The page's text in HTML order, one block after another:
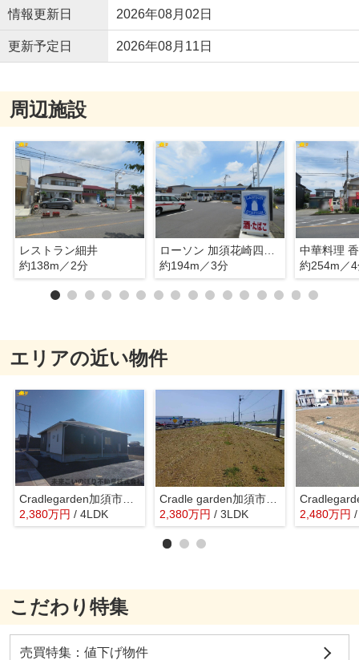
情報更新日 2026年08月02日
更新予定日 2026年08月11日
周辺施設
レストラン細井
約138m／2分
約194m／3分
中華料理
約254m／
エリアの近い物件
Cradlegarden加須市水深第3 5号棟
2,380万円 / 4LDK
Cradle garden加須市北下新井第6 1号棟
2,380万円 / 3LDK 2,480万円
こだわり特集
売買特集：値下げ物件